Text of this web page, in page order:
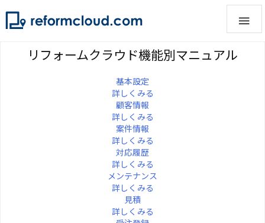

リフォームクラウド機能別マニュアル
基本設定
詳しくみる
顧客情報
詳しくみる
案件情報
詳しくみる
対応履歴
詳しくみる
メンテナンス
詳しくみる
見積
詳しくみる